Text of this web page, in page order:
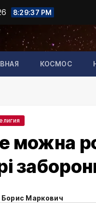
8:29:38 PM
КОСМОС
можна
Борис Маркович